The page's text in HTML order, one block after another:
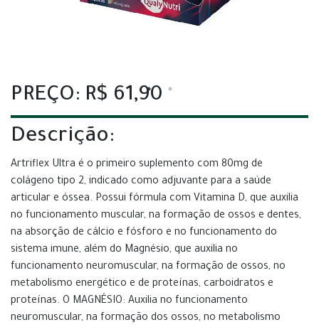
PREÇO: R$ 61,90
Descrição:
Artriflex Ultra é o primeiro suplemento com 80mg de
colágeno tipo 2, indicado como adjuvante para a saúde
articular e óssea. Possui fórmula com Vitamina D, que auxilia
no funcionamento muscular, na formação de ossos e dentes,
na absorção de cálcio e fósforo e no funcionamento do
sistema imune, além do Magnésio, que auxilia no
funcionamento neuromuscular, na formação de ossos, no
metabolismo energético e de proteínas, carboidratos e
proteínas. O MAGNÉSIO: Auxilia no funcionamento
neuromuscular, na formação dos ossos, no metabolismo